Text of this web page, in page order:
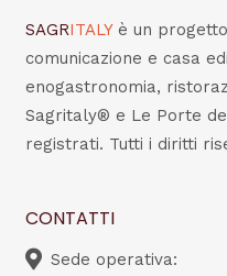
SAGRITALY è un
comunicazione e casa
enogastronomia,
Sagritaly® e Le Porte
registrati. Tutti i diritti
CONTATTI
Sede operativa: